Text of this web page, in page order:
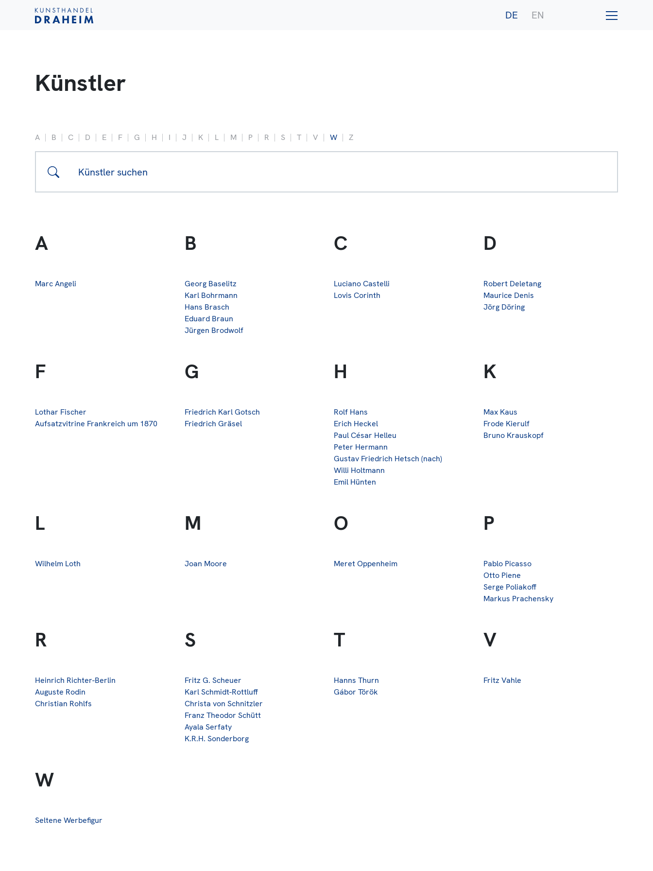
DE EN
Künstler
A
Marc Angeli
B
Georg Baselitz
Karl Bohrmann
Hans Brasch
Eduard Braun
Jürgen Brodwolf
C
Luciano Castelli
Lovis Corinth
D
Robert Deletang
Maurice Denis
Jörg Döring
F
Lothar Fischer
Aufsatzvitrine Frankreich um 1870
G
Friedrich Karl Gotsch
Friedrich Gräsel
H
Rolf Hans
Erich Heckel
Paul César Helleu
Peter Hermann
Gustav Friedrich Hetsch (nach)
Willi Holtmann
Emil Hünten
K
Max Kaus
Frode Kierulf
Bruno Krauskopf
L
Wilhelm Loth
M
Joan Moore
O
Meret Oppenheim
P
Pablo Picasso
Otto Piene
Serge Poliakoff
Markus Prachensky
R
Heinrich Richter-Berlin
Auguste Rodin
Christian Rohlfs
S
Fritz G. Scheuer
Karl Schmidt-Rottluff
Christa von Schnitzler
Franz Theodor Schütt
Ayala Serfaty
K.R.H. Sonderborg
T
Hanns Thurn
Gábor Török
V
Fritz Vahle
W
Seltene Werbefigur
A B C D E F G H I J K L M P R S T V W Z